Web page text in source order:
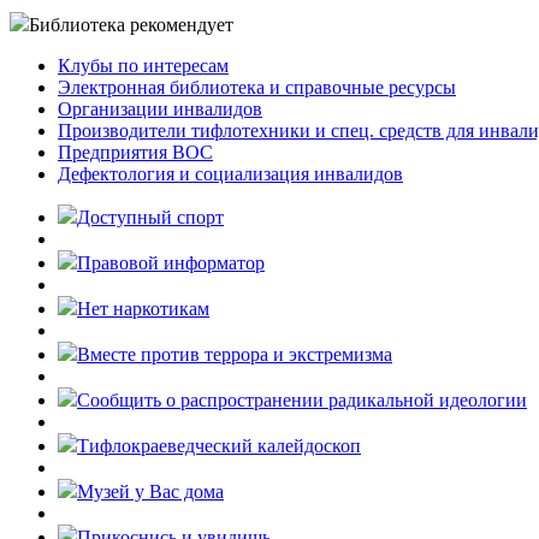
Библиотека рекомендует
Клубы по интересам
Электронная библиотека и справочные ресурсы
Организации инвалидов
Производители тифлотехники и спец. средств для
Предприятия ВОС
Дефектология и социализация инвалидов
Доступный спорт
Правовой информатор
Нет наркотикам
Вместе против террора и экстремизма
Cообщить о распространении радикальной идеологии
Тифлокраеведческий калейдоскоп
Музей у Вас дома